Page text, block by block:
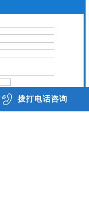
拨打电话咨询